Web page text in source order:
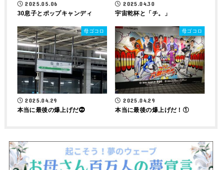
2025.05.06
30息子とポップキャンディ
2025.04.30
宇宙乾杯と「チ。」
母ゴコロ
2025.04.29
本当に最後の爆上げだ⓶
母ゴコロ
2025.04.29
本当に最後の爆上げだ！①